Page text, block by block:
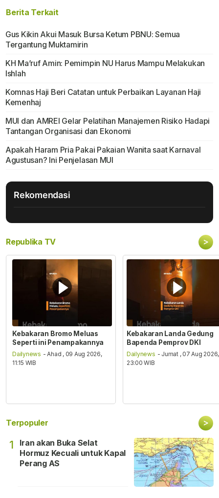
Berita Terkait
Gus Kikin Akui Masuk Bursa Ketum PBNU: Semua
Tergantung Muktamirin
KH Ma’ruf Amin: Pemimpin NU Harus Mampu Melakukan
Ishlah
Komnas Haji Beri Catatan untuk Perbaikan Layanan Haji
Kemenhaj
MUI dan AMREI Gelar Pelatihan Manajemen Risiko Hadapi
Tantangan Organisasi dan Ekonomi
Apakah Haram Pria Pakai Pakaian Wanita saat Karnaval
Agustusan? Ini Penjelasan MUI
Rekomendasi
Republika TV >
Kebakaran Bromo Meluas
Seperti ini Penampakannya
Dailynews - Ahad , 09 Aug 2026,
11:15 WIB
Kebakaran Landa Gedung
Bapenda Pemprov DKI
Dailynews - Jumat , 07 Aug 2026,
23:00 WIB
Terpopuler >
1
Iran akan Buka Selat
Hormuz Kecuali untuk Kapal
Perang AS